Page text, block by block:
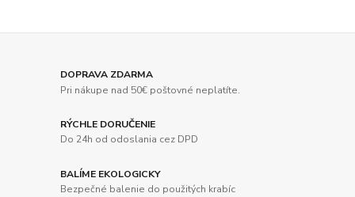
DOPRAVA ZDARMA
Pri nákupe nad 50€ poštovné neplatíte.
RÝCHLE DORUČENIE
Do 24h od odoslania cez DPD
BALÍME EKOLOGICKY
Bezpečné balenie do použitých krabíc